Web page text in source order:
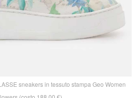
sneakers in tessuto stampa Geo Women